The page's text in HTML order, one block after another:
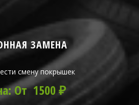
ЗАМЕНА
смену покрышек
От 1500 ₽